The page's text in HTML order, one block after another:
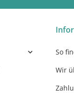
So
Wir